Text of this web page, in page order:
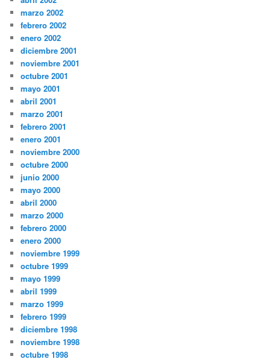
marzo 2002
febrero 2002
enero 2002
diciembre 2001
noviembre 2001
octubre 2001
mayo 2001
abril 2001
marzo 2001
febrero 2001
enero 2001
noviembre 2000
octubre 2000
junio 2000
mayo 2000
abril 2000
marzo 2000
febrero 2000
enero 2000
noviembre 1999
octubre 1999
mayo 1999
abril 1999
marzo 1999
febrero 1999
diciembre 1998
noviembre 1998
octubre 1998